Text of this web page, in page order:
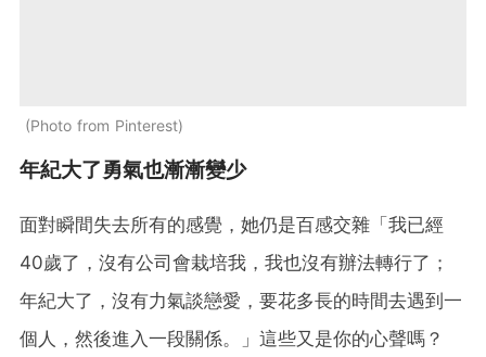
Photo from Pinterest
年紀大了勇氣也漸漸變少
面對瞬間失去所有的感覺，她仍是百感交雜「我已經
40歲了，沒有公司會栽培我，我也沒有辦法轉行了；
年紀大了，沒有力氣談戀愛，要花多長的時間去遇到一
個人，然後進入一段關係。」這些又是你的心聲嗎？